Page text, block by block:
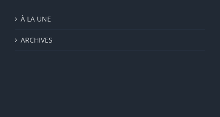
À LA UNE
ARCHIVES